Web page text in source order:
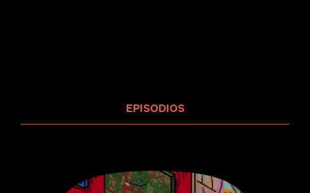
EPISODIOS